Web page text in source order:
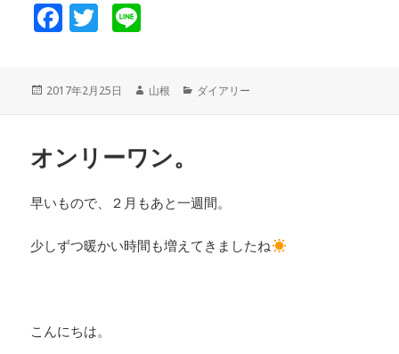
F
e
o
k
T
er
投
2017年2月25日
作
山根
カ
ダイアリー
オンリーワン。
早いもので、２月もあと一週間。
少しずつ暖かい時間も増えてきましたね
こんにちは。